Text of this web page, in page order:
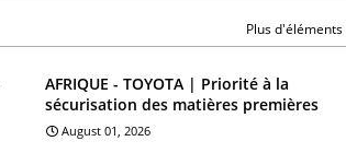
Plus d'éléments
AFRIQUE - TOYOTA | Priorité à la
sécurisation des matières premières
August 01, 2026